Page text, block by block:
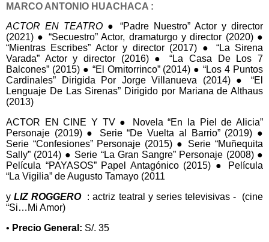
MARCO ANTONIO HUACHACA :
ACTOR EN TEATRO● “Padre Nuestro” Actor y director
(2021) ● “Secuestro” Actor, dramaturgo y director (2020) ●
“Mientras Escribes” Actor y director (2017) ● “La Sirena
Varada” Actor y director (2016) ● “La Casa De Los 7
Balcones” (2015) ● “El Ornitorrinco” (2014) ● “Los 4 Puntos
Cardinales” Dirigida Por Jorge Villanueva (2014) ● “El
Lenguaje De Las Sirenas” Dirigido por Mariana de Althaus
(2013)
ACTOR EN CINE Y TV ● Novela “En la Piel de Alicia”
Personaje (2019) ● Serie “De Vuelta al Barrio” (2019) ●
Serie “Confesiones” Personaje (2015) ● Serie “Muñequita
Sally” (2014) ● Serie “La Gran Sangre” Personaje (2008) ●
Película “PAYASOS” Papel Antagónico (2015) ● Película
“La Vigilia” de Augusto Tamayo (2011
yLIZ ROGGERO: actriz teatral y series televisivas - (cine
“Si…Mi Amor)
• Precio General: S/. 35